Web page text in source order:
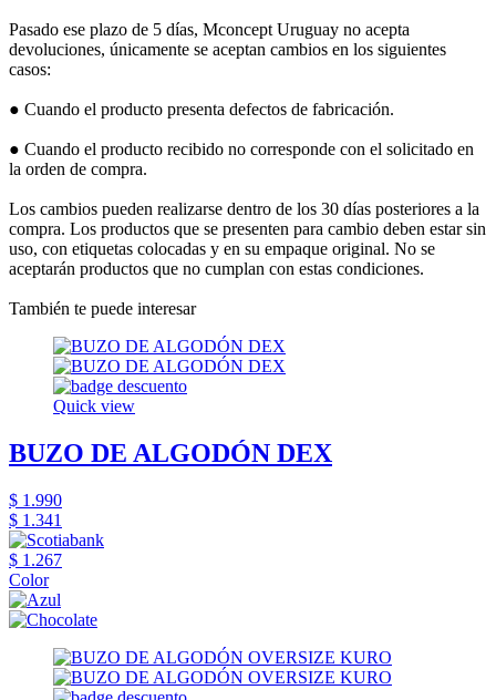
Pasado ese plazo de 5 días, Mconcept Uruguay no acepta
devoluciones, únicamente se aceptan cambios en los siguientes
casos:
● Cuando el producto presenta defectos de fabricación.
● Cuando el producto recibido no corresponde con el solicitado en
la orden de compra.
Los cambios pueden realizarse dentro de los 30 días posteriores a la
compra. Los productos que se presenten para cambio deben estar sin
uso, con etiquetas colocadas y en su empaque original. No se
aceptarán productos que no cumplan con estas condiciones.
También te puede interesar
Quick view
BUZO DE ALGODÓN DEX
$ 1.990
$ 1.341
$ 1.267
Color